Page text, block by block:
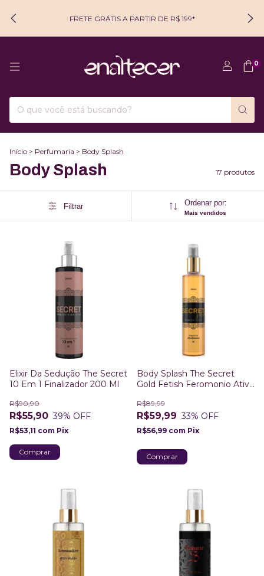
FRETE GRÁTIS A PARTIR DE R$ 199*
0
Início > Perfumaria > Body Splash
Body Splash 17 produtos
Filtrar Ordenar por:
Mais vendidos
Elixir Da Sedução The Secret
10 Em 1 Finalizador 200 Ml
R$55,90
R$90,90
39% OFF
R$53,11 com Pix
Body Splash The Secret
Gold Fetish Feromonio Ativo
R$59,99
R$89,99
33% OFF
R$56,99 com Pix